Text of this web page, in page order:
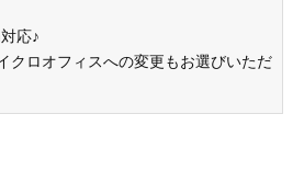
応♪
クロオフィスへの変更もお選びいただ